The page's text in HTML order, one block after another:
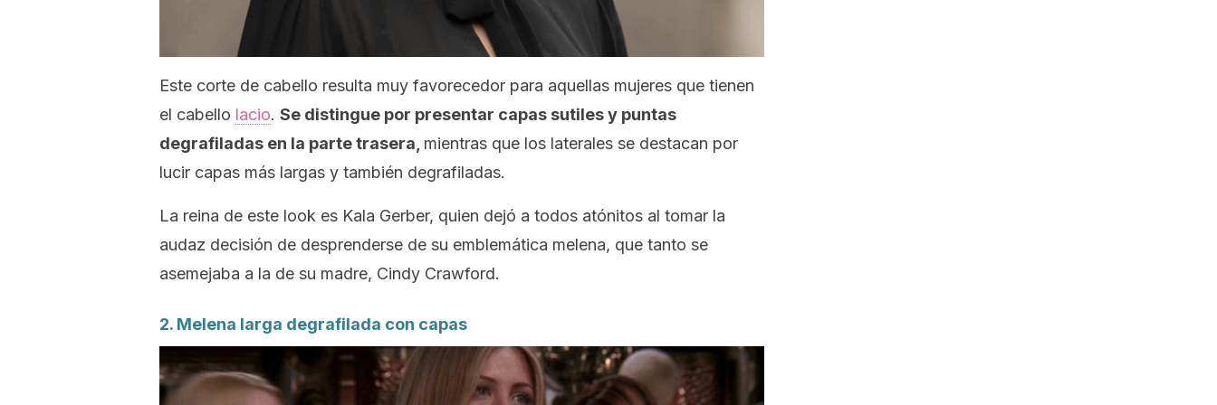
Este corte de cabello resulta muy favorecedor para aquellas mujeres que tienen
el cabello lacio. Se distingue por presentar capas sutiles y puntas
degrafiladas en la parte trasera, mientras que los laterales se destacan por
lucir capas más largas y también degrafiladas.
La reina de este look es Kala Gerber, quien dejó a todos atónitos al tomar la
audaz decisión de desprenderse de su emblemática melena, que tanto se
asemejaba a la de su madre, Cindy Crawford.
2. Melena larga degrafilada con capas